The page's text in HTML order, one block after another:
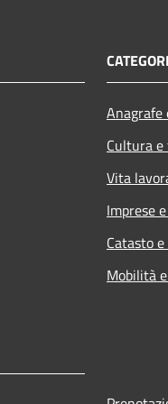
Cultura
Vita
Imprese
Catasto
Mobilità